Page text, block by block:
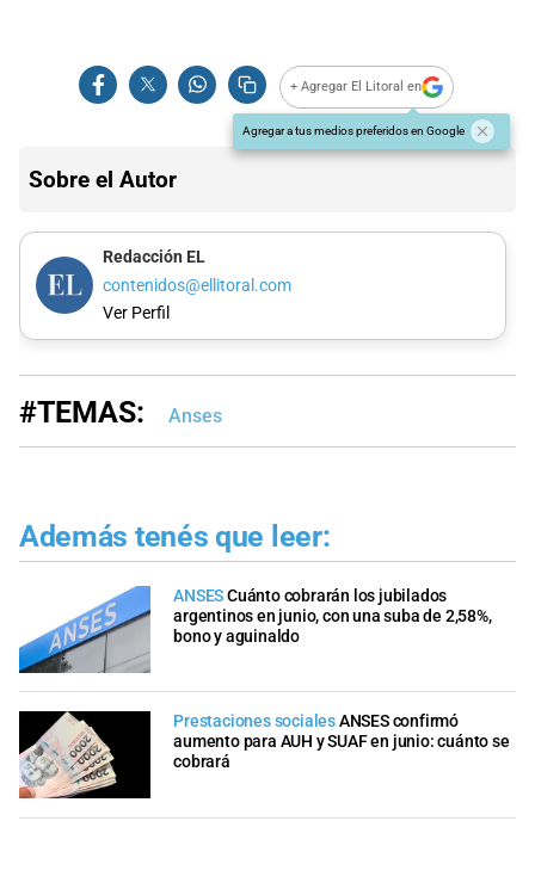
+ Agregar El Litoral en
Agregar a tus medios preferidos en Google
Sobre el Autor
Redacción EL
contenidos@ellitoral.com
Ver Perfil
#TEMAS: Anses
Además tenés que leer:
ANSESCuánto cobrarán los jubilados
argentinos en junio, con una suba de 2,58%,
bono y aguinaldo
Prestaciones socialesANSES confirmó
aumento para AUH y SUAF en junio: cuánto se
cobrará